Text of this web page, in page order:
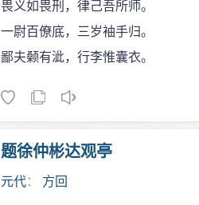
畏义如畏刑，律己吾所师。
一尉百僚底，三岁袖手归。
鄙夫颡有泚，行李惟囊衣。
题徐仲彬达观亭
元代： 方回